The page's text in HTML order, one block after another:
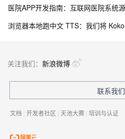
关注我们： 新浪微博
联系我们
文档 | 开发者社区 | 天池大赛 | 培训与认证